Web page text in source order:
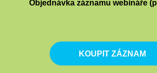
Objednávka záznamu webináře
KOUPIT ZÁZNAM